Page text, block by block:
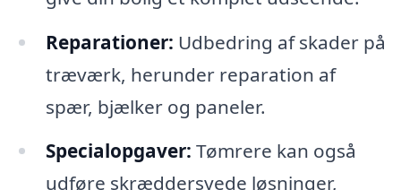
Reparationer: Udbedring af skader på
træværk, herunder reparation af
spær, bjælker og paneler.
Specialopgaver: Tømrere kan også
udføre skræddersyede løsninger,